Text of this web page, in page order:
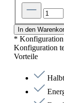
In den
*
Konfiguration
Vorteile